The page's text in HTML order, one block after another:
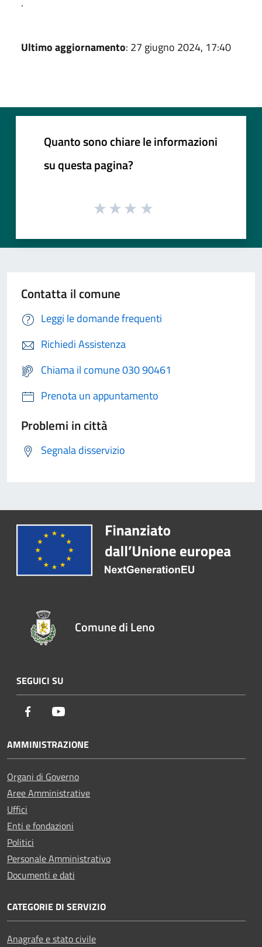
Ultimo aggiornamento: 27 giugno 2024, 17:40
Quanto sono chiare le informazioni
su questa pagina?
Contatta il comune
Leggi le domande frequenti
Richiedi Assistenza
Chiama il comune 030 90461
Prenota un appuntamento
Problemi in città
Segnala disservizio
Comune di Leno
SEGUICI SU
Facebook
AMMINISTRAZIONE
Organi di Governo
Aree Amministrative
Uffici
Enti e fondazioni
Politici
Personale Amministrativo
Documenti e dati
CATEGORIE DI SERVIZIO
Anagrafe e stato civile